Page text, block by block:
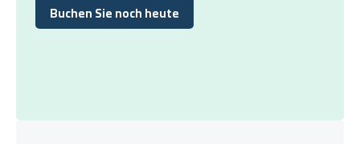
Buchen Sie noch heute
Buchen Sie noch heute